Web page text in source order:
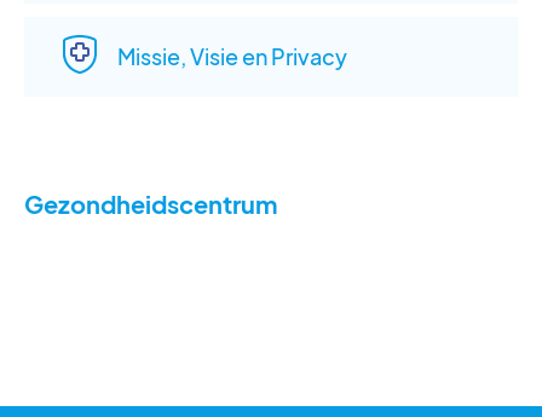
Missie, Visie en Privacy
Gezondheidscentrum